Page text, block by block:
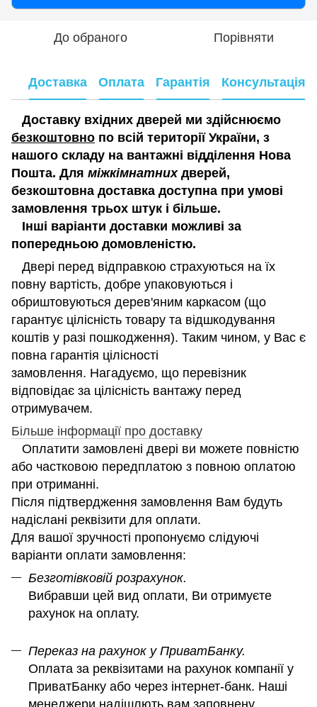
До обраного Порівняти
Доставка Оплата Гарантія Консультація
Доставку вхідних дверей ми здійснюємо
безкоштовно по всій території України, з
нашого складу на вантажні відділення Нова
Пошта. Для міжкімнатнихдверей,
безкоштовна доставка доступна при умові
замовлення трьох штук і більше.
Інші варіанти доставки можливі за
попередньою домовленістю.
Двері перед відправкою страхуються на їх
повну вартість, добре упаковуються і
обриштовуються дерев'яним каркасом (що
гарантує цілісність товару та відшкодування
коштів у разі пошкодження). Таким чином, у Вас є
повна гарантія цілісності
замовлення. Нагадуємо, що перевізник
відповідає за цілісність вантажу перед
отримувачем.
Більше інформації про доставку
Оплатити замовлені двері ви можете повністю
або частковою передплатою з повною оплатою
при отриманні.
Після підтвердження замовлення Вам будуть
надіслані реквізити для оплати.
Для вашої зручності пропонуємо слідуючі
варіанти оплати замовлення:
Безготівковій розрахунок.
Вибравши цей вид оплати, Ви отримуєте
рахунок на оплату.
Переказ на рахунок у ПриватБанку.
Оплата за реквізитами на рахунок компанії у
ПриватБанку або через інтернет-банк. Наші
менеджери надішлють вам заповнену